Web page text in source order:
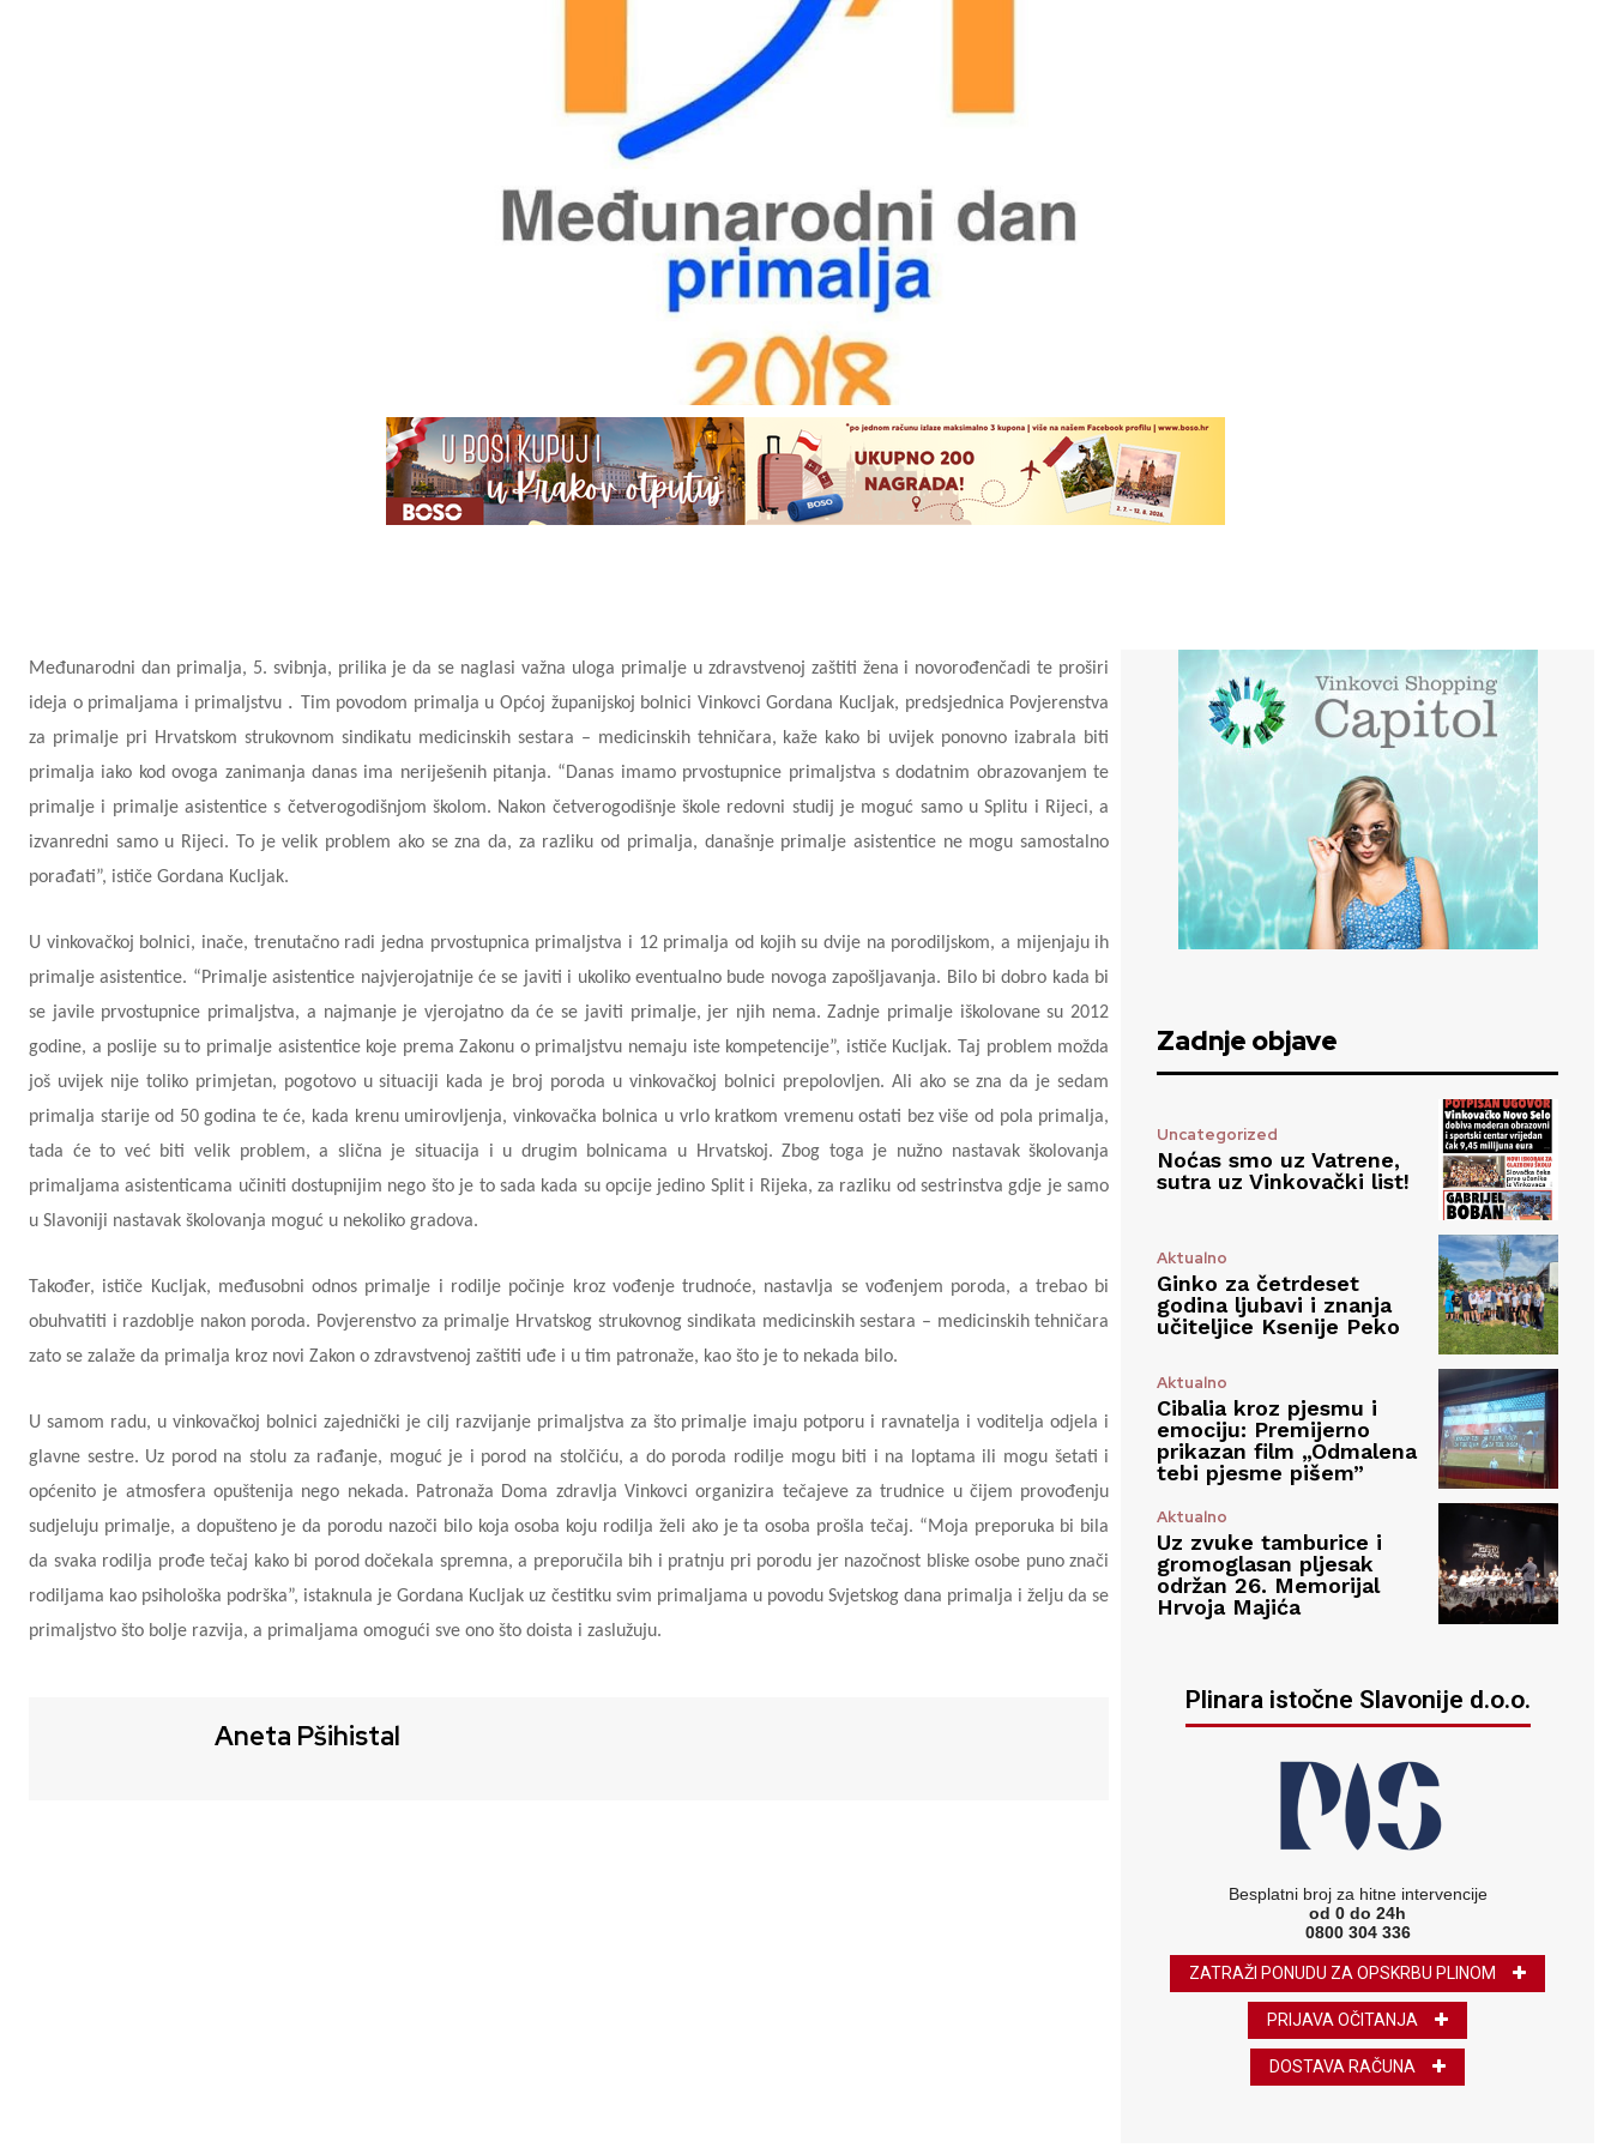
Međunarodni dan primalja, 5. svibnja, prilika je da se naglasi važna uloga primalje u zdravstvenoj zaštiti žena i novorođenčadi te proširi
ideja o primaljama i primaljstvu .
Tim povodom primalja u Općoj županijskoj bolnici Vinkovci Gordana Kucljak, predsjednica Povjerenstva
za primalje pri Hrvatskom strukovnom sindikatu medicinskih sestara – medicinskih tehničara, kaže kako bi uvijek ponovno izabrala biti
primalja iako kod ovoga zanimanja danas ima neriješenih pitanja. “Danas imamo prvostupnice primaljstva s dodatnim obrazovanjem te
primalje i primalje asistentice s četverogodišnjom školom. Nakon četverogodišnje škole redovni studij je moguć samo u Splitu i Rijeci, a
izvanredni samo u Rijeci. To je velik problem ako se zna da, za razliku od primalja, današnje primalje asistentice ne mogu samostalno
porađati”, ističe Gordana Kucljak.
U vinkovačkoj bolnici, inače, trenutačno radi jedna prvostupnica primaljstva i 12 primalja od kojih su dvije na porodiljskom, a mijenjaju ih
primalje asistentice. “Primalje asistentice najvjerojatnije će se javiti i ukoliko eventualno bude novoga zapošljavanja. Bilo bi dobro kada bi
se javile prvostupnice primaljstva, a najmanje je vjerojatno da će se javiti primalje, jer njih nema. Zadnje primalje iškolovane su 2012
godine, a poslije su to primalje asistentice koje prema Zakonu o primaljstvu nemaju iste kompetencije”, ističe Kucljak. Taj problem možda
još uvijek nije toliko primjetan, pogotovo u situaciji kada je broj poroda u vinkovačkoj bolnici prepolovljen. Ali ako se zna da je sedam
primalja starije od 50 godina te će, kada krenu umirovljenja, vinkovačka bolnica u vrlo kratkom vremenu ostati bez više od pola primalja,
tada će to već biti velik problem, a slična je situacija i u drugim bolnicama u Hrvatskoj. Zbog toga je nužno nastavak školovanja
primaljama asistenticama učiniti dostupnijim nego što je to sada kada su opcije jedino Split i Rijeka, za razliku od sestrinstva gdje je samo
u Slavoniji nastavak školovanja moguć u nekoliko gradova.
Također, ističe Kucljak, međusobni odnos primalje i rodilje počinje kroz vođenje trudnoće, nastavlja se vođenjem poroda, a trebao bi
obuhvatiti i razdoblje nakon poroda. Povjerenstvo za primalje Hrvatskog strukovnog sindikata medicinskih sestara – medicinskih tehničara
zato se zalaže da primalja kroz novi Zakon o zdravstvenoj zaštiti uđe i u tim patronaže, kao što je to nekada bilo.
U samom radu, u vinkovačkoj bolnici zajednički je cilj razvijanje primaljstva za što primalje imaju potporu i ravnatelja i voditelja odjela i
glavne sestre. Uz porod na stolu za rađanje, moguć je i porod na stolčiću, a do poroda rodilje mogu biti i na loptama ili mogu šetati i
općenito je atmosfera opuštenija nego nekada. Patronaža Doma zdravlja Vinkovci organizira tečajeve za trudnice u čijem provođenju
sudjeluju primalje, a dopušteno je da porodu nazoči bilo koja osoba koju rodilja želi ako je ta osoba prošla tečaj. “Moja preporuka bi bila
da svaka rodilja prođe tečaj kako bi porod dočekala spremna, a preporučila bih i pratnju pri porodu jer nazočnost bliske osobe puno znači
rodiljama kao psihološka podrška”, istaknula je Gordana Kucljak uz čestitku svim primaljama u povodu Svjetskog dana primalja i želju da se
primaljstvo što bolje razvija, a primaljama omogući sve ono što doista i zaslužuju.
Aneta Pšihistal
Zadnje objave
Uncategorized
Noćas smo uz Vatrene,
sutra uz Vinkovački list!
Aktualno
Ginko za četrdeset
godina ljubavi i znanja
učiteljice Ksenije Peko
Aktualno
Cibalia kroz pjesmu i
emociju: Premijerno
prikazan film „Odmalena
tebi pjesme pišem”
Aktualno
Uz zvuke tamburice i
gromoglasan pljesak
održan 26. Memorijal
Hrvoja Majića
Plinara istočne Slavonije d.o.o.
Besplatni broj za hitne intervencije
od 0 do 24h
0800 304 336
ZATRAŽI PONUDU ZA OPSKRBU PLINOM
PRIJAVA OČITANJA
DOSTAVA RAČUNA